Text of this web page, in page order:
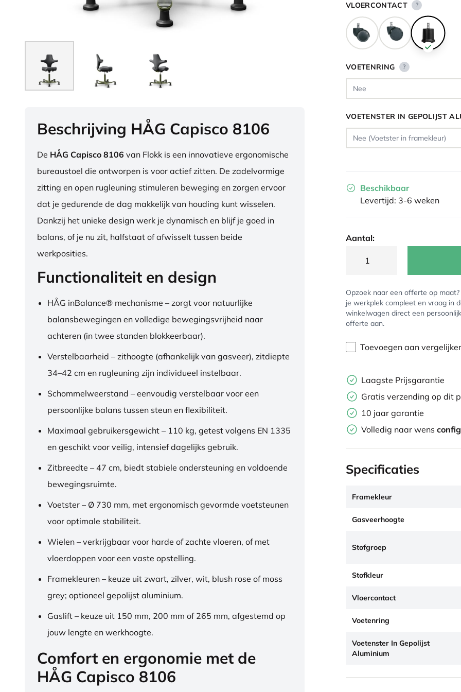
Beschrijving HÅG Capisco 8106
De HÅG Capisco 8106 van Flokk is een innovatieve ergonomische
bureaustoel die ontworpen is voor actief zitten. De zadelvormige
zitting en open rugleuning stimuleren beweging en zorgen ervoor
dat je gedurende de dag makkelijk van houding kunt wisselen.
Dankzij het unieke design werk je dynamisch en blijf je goed in
balans, of je nu zit, halfstaat of afwisselt tussen beide
werkposities.
Functionaliteit en design
HÅG inBalance® mechanisme – zorgt voor natuurlijke
balansbewegingen en volledige bewegingsvrijheid naar
achteren (in twee standen blokkeerbaar).
Verstelbaarheid – zithoogte (afhankelijk van gasveer), zitdiepte
34–42 cm en rugleuning zijn individueel instelbaar.
Schommelweerstand – eenvoudig verstelbaar voor een
persoonlijke balans tussen steun en flexibiliteit.
Maximaal gebruikersgewicht – 110 kg, getest volgens EN 1335
en geschikt voor veilig, intensief dagelijks gebruik.
Zitbreedte – 47 cm, biedt stabiele ondersteuning en voldoende
bewegingsruimte.
Voetster – Ø 730 mm, met ergonomisch gevormde voetsteunen
voor optimale stabiliteit.
Wielen – verkrijgbaar voor harde of zachte vloeren, of met
vloerdoppen voor een vaste opstelling.
Framekleuren – keuze uit zwart, zilver, wit, blush rose of moss
grey; optioneel gepolijst aluminium.
Gaslift – keuze uit 150 mm, 200 mm of 265 mm, afgestemd op
jouw lengte en werkhoogte.
Comfort en ergonomie met de
HÅG Capisco 8106
VLOERCONTACT ?
VOETENRING ?
VOETENSTER IN GEPOLIJST
Beschikbaar
Levertijd: 3-6 weken
Aantal:
Opzoek naar een offerte op
je werkplek compleet en vraag in
winkelwagen direct een
offerte aan.
Toevoegen aan vergelijker
Laagste Prijsgarantie
Gratis verzending op dit
10 jaar garantie
Volledig naar wens
Specificaties
Framekleur
Gasveerhoogte
Stofgroep
Stofkleur
Vloercontact
Voetenring
Voetenster In Gepolijst
Aluminium